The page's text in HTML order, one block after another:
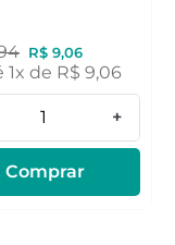
R$ 9,06
1x de R$ 9,06
+
Comprar